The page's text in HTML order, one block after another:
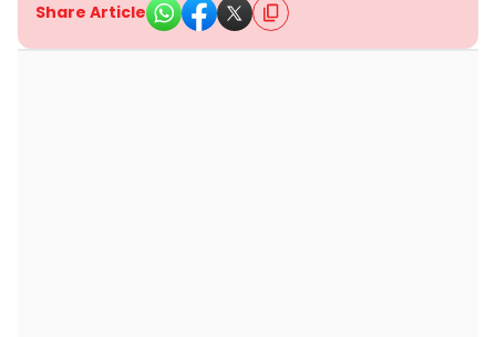
Share Article